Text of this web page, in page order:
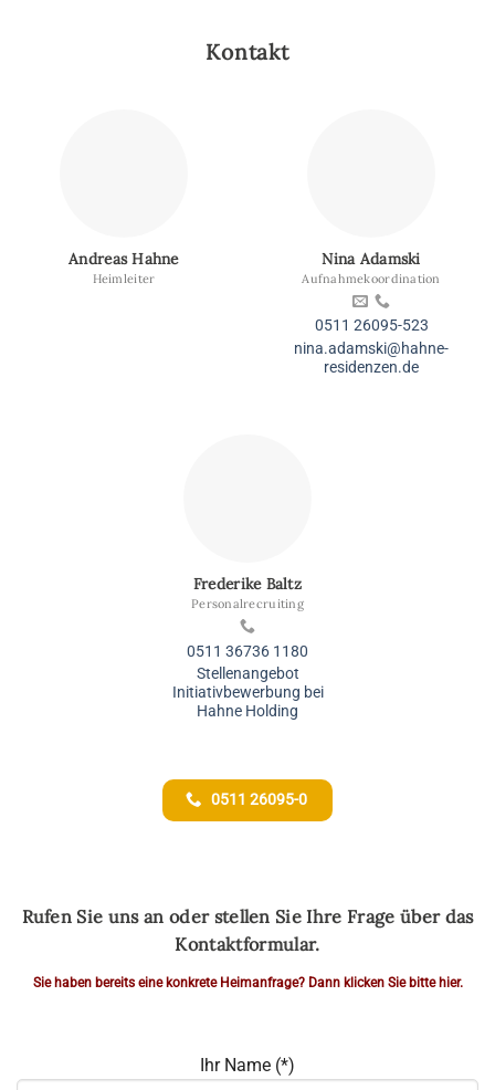
Kontakt
Andreas Hahne
Heimleiter
Nina Adamski
Aufnahmekoordination
0511 26095-523
nina.adamski@hahne-
residenzen.de
Frederike Baltz
Personalrecruiting
0511 36736 1180
Stellenangebot
Initiativbewerbung bei
Hahne Holding
0511 26095-0
Rufen Sie uns an oder stellen Sie Ihre Frage über das
Kontaktformular.
Sie haben bereits eine konkrete Heimanfrage? Dann klicken Sie bitte hier.
Ihr Name (*)